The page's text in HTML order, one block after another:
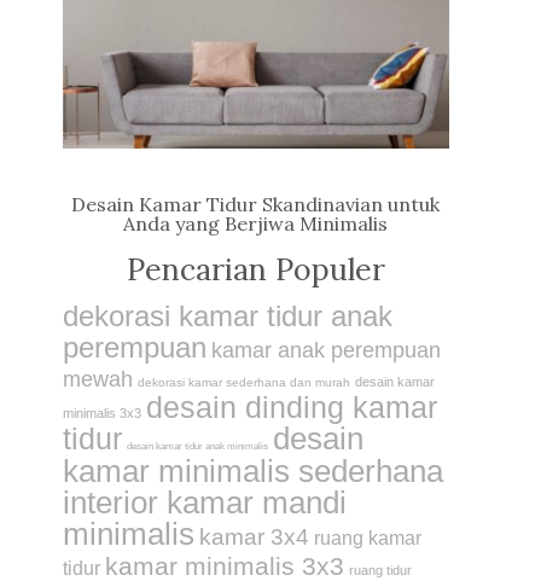
Desain Kamar Tidur Skandinavian untuk
Anda yang Berjiwa Minimalis
Pencarian Populer
dekorasi kamar tidur anak
perempuan kamar anak perempuan
mewah dekorasi kamar sederhana dan murah desain kamar
minimalis 3x3 desain dinding kamar
tidur desain kamar tidur anak minimalis
desain
kamar minimalis sederhana
interior kamar mandi
minimalis kamar 3x4 ruang kamar
tidur kamar minimalis 3x3 ruang tidur